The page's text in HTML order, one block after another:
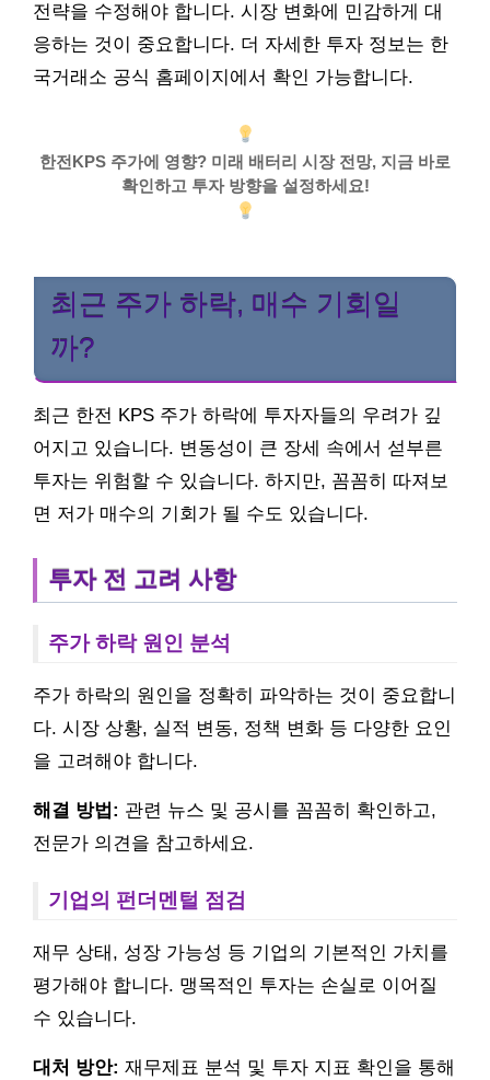
전략을 수정해야 합니다. 시장 변화에 민감하게 대
응하는 것이 중요합니다. 더 자세한 투자 정보는 한
국거래소 공식 홈페이지에서 확인 가능합니다.
한전KPS 주가에 영향? 미래 배터리 시장 전망, 지금 바로
확인하고 투자 방향을 설정하세요!
최근 주가 하락, 매수 기회일
까?
최근 한전 KPS 주가 하락에 투자자들의 우려가 깊
어지고 있습니다. 변동성이 큰 장세 속에서 섣부른
투자는 위험할 수 있습니다. 하지만, 꼼꼼히 따져보
면 저가 매수의 기회가 될 수도 있습니다.
투자 전 고려 사항
주가 하락 원인 분석
주가 하락의 원인을 정확히 파악하는 것이 중요합니
다. 시장 상황, 실적 변동, 정책 변화 등 다양한 요인
을 고려해야 합니다.
해결 방법: 관련 뉴스 및 공시를 꼼꼼히 확인하고,
전문가 의견을 참고하세요.
기업의 펀더멘털 점검
재무 상태, 성장 가능성 등 기업의 기본적인 가치를
평가해야 합니다. 맹목적인 투자는 손실로 이어질
수 있습니다.
대처 방안: 재무제표 분석 및 투자 지표 확인을 통해